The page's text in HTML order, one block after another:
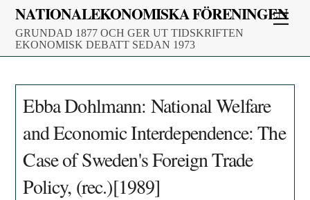
Skip
content
NATIONALEKONOMISKA FÖRENINGEN
GRUNDAD 1877 OCH GER UT TIDSKRIFTEN
EKONOMISK DEBATT SEDAN 1973
Ebba Dohlmann: National Welfare
and Economic Interdependence: The
Case of Sweden's Foreign Trade
Policy, (rec.)[1989]